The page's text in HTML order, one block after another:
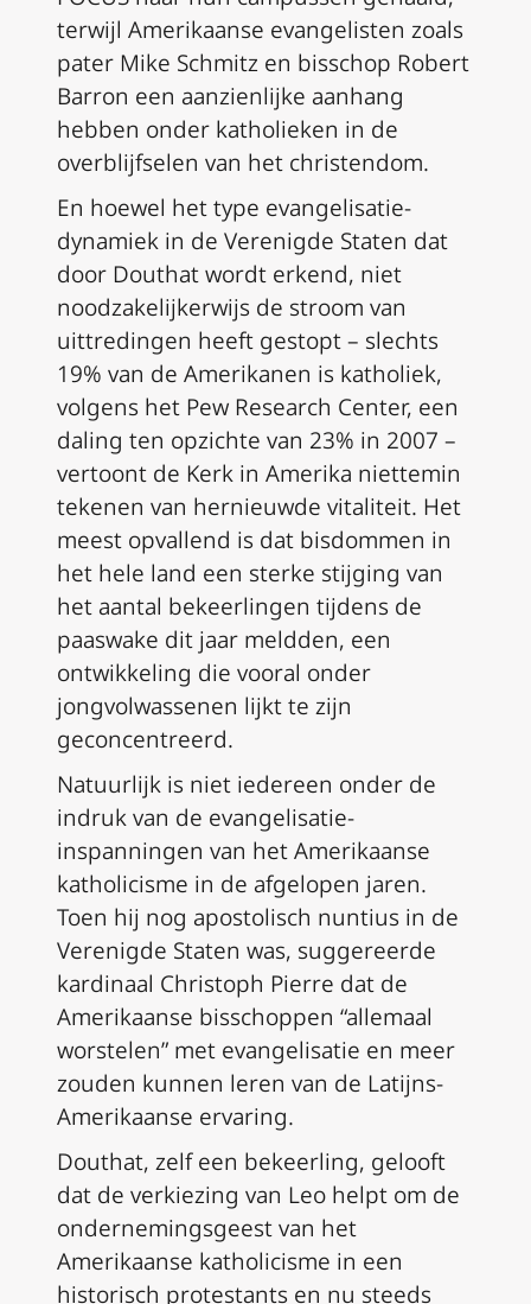
terwijl Amerikaanse evangelisten zoals
pater Mike Schmitz en bisschop Robert
Barron een aanzienlijke aanhang
hebben onder katholieken in de
overblijfselen van het christendom.
En hoewel het type evangelisatie-
dynamiek in de Verenigde Staten dat
door Douthat wordt erkend, niet
noodzakelijkerwijs de stroom van
uittredingen heeft gestopt – slechts
19% van de Amerikanen is katholiek,
volgens het Pew Research Center, een
daling ten opzichte van 23% in 2007 –
vertoont de Kerk in Amerika niettemin
tekenen van hernieuwde vitaliteit. Het
meest opvallend is dat bisdommen in
het hele land een sterke stijging van
het aantal bekeerlingen tijdens de
paaswake dit jaar meldden, een
ontwikkeling die vooral onder
jongvolwassenen lijkt te zijn
geconcentreerd.
Natuurlijk is niet iedereen onder de
indruk van de evangelisatie-
inspanningen van het Amerikaanse
katholicisme in de afgelopen jaren.
Toen hij nog apostolisch nuntius in de
Verenigde Staten was, suggereerde
kardinaal Christoph Pierre dat de
Amerikaanse bisschoppen “allemaal
worstelen” met evangelisatie en meer
zouden kunnen leren van de Latijns-
Amerikaanse ervaring.
Douthat, zelf een bekeerling, gelooft
dat de verkiezing van Leo helpt om de
ondernemingsgeest van het
Amerikaanse katholicisme in een
historisch protestants en nu steeds